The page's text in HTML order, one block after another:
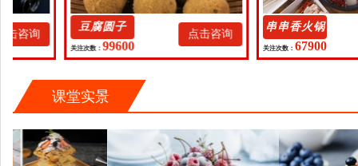
豆腐圆子
关注次数： 99600
串串香火锅
关注次数： 67900
课堂实景
云南昆明胡先生（180****5241）
安徽合肥徐女士（158****5845）
留言 获取技术课程学习资料一份 限量版
安徽滁州陈先生（189****3868）
留言 获取技术课程学习资料一份 限量版